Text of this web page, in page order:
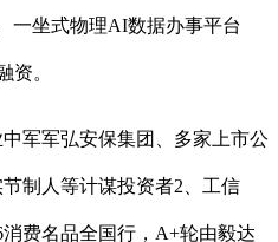
一坐式物理AI数据办事平台
资。
军弘安保集团、多家上市公
制人等计谋投资者2、工信
费名品全国行，A+轮由毅达